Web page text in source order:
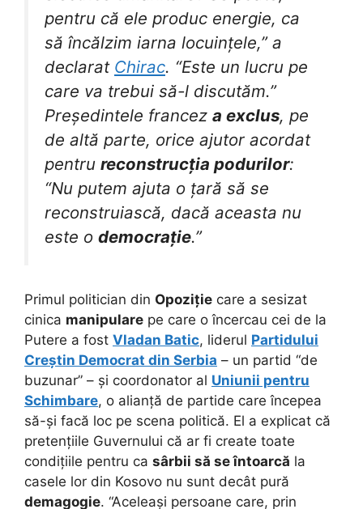
pentru că ele produc energie, ca
să încălzim iarna locuințele,” a
declarat Chirac. “Este un lucru pe
care va trebui să-l discutăm.”
Președintele francez a exclus, pe
de altă parte, orice ajutor acordat
pentru reconstrucția podurilor:
“Nu putem ajuta o țară să se
reconstruiască, dacă aceasta nu
este o democrație.”
Primul politician din Opoziție care a sesizat
cinica manipulare pe care o încercau cei de la
Putere a fost Vladan Batic, liderul Partidului
Creștin Democrat din Serbia – un partid “de
buzunar” – și coordonator al Uniunii pentru
Schimbare, o alianță de partide care începea
să-și facă loc pe scena politică. El a explicat că
pretențiile Guvernului că ar fi create toate
condițiile pentru ca sârbii să se întoarcă la
casele lor din Kosovo nu sunt decât pură
demagogie. “Aceleași persoane care, prin